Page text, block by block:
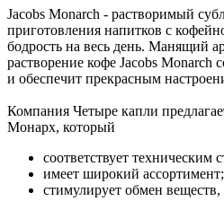
Jacobs Monarch - растворимый
приготовления напитков с
бодрость на весь день. Манящий
растворение кофе Jacobs Monarch
и обеспечит прекрасным
Компания Четыре капли
Монарх, который
соответствует техническим
имеет широкий ассортимент;
стимулирует обмен веществ,